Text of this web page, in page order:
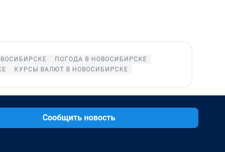
ПОГОДА В НОВОСИБИРСКЕ
КУРСЫ ВАЛЮТ В НОВОСИБИРСКЕ
Сообщить новость